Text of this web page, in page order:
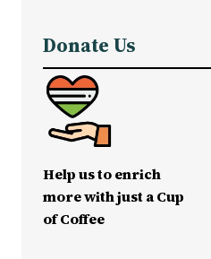
Donate Us
Help us to enrich
more with just a Cup
of Coffee